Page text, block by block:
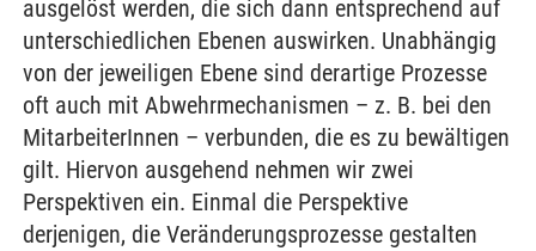
ausgelöst werden, die sich dann entsprechend auf
unterschiedlichen Ebenen auswirken. Unabhängig
von der jeweiligen Ebene sind derartige Prozesse
oft auch mit Abwehrmechanismen – z. B. bei den
MitarbeiterInnen – verbunden, die es zu bewältigen
gilt. Hiervon ausgehend nehmen wir zwei
Perspektiven ein. Einmal die Perspektive
derjenigen, die Veränderungsprozesse gestalten